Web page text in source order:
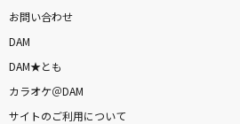
お問い合わせ
DAM
DAM★とも
カラオケ＠DAM
サイトのご利用について